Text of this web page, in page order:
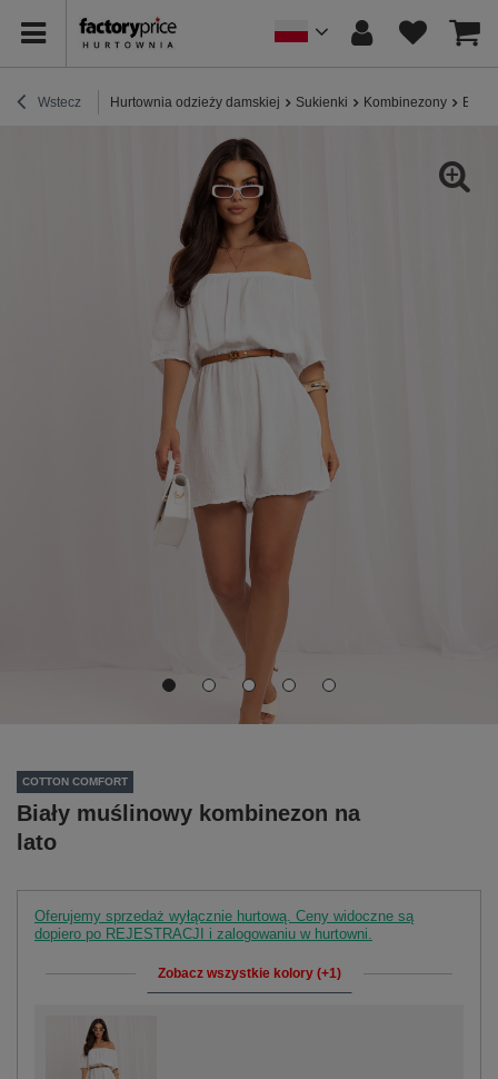
Wstecz Hurtownia odzieży damskiej Sukienki Kombinezony
COTTON COMFORT
Biały muślinowy kombinezon na
lato
Oferujemy sprzedaż wyłącznie hurtową. Ceny widoczne są
dopiero po REJESTRACJI i zalogowaniu w hurtowni.
Zobacz wszystkie kolory (+1)